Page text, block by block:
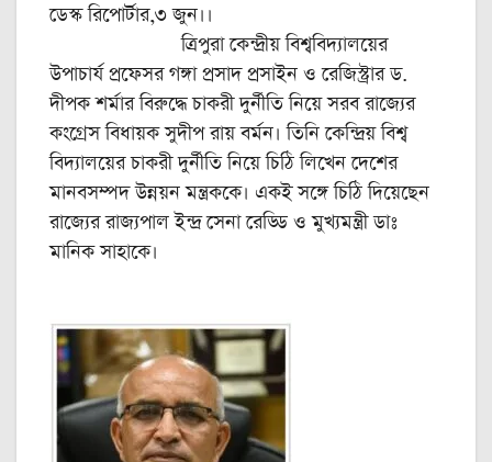
ডেস্ক রিপোর্টার,৩ জুন।।
ত্রিপুরা কেন্দ্রীয় বিশ্ববিদ্যালয়ের
উপাচার্য প্রফেসর গঙ্গা প্রসাদ প্রসাইন ও রেজিস্ট্রার ড.
দীপক শর্মার বিরুদ্ধে চাকরী দুর্নীতি নিয়ে সরব রাজ্যের
কংগ্রেস বিধায়ক সুদীপ রায় বর্মন। তিনি কেন্দ্রিয় বিশ্ব
বিদ্যালয়ের চাকরী দুর্নীতি নিয়ে চিঠি লিখেন দেশের
মানবসম্পদ উন্নয়ন মন্ত্রককে। একই সঙ্গে চিঠি দিয়েছেন
রাজ্যের রাজ্যপাল ইন্দ্র সেনা রেড্ডি ও মুখ্যমন্ত্রী ডাঃ
মানিক সাহাকে।